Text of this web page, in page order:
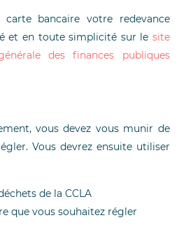
bancaire votre redevance
et en toute simplicité sur le site
des finances publiques
vous devez vous munir de
Vous devrez ensuite utiliser
de la CCLA
que vous souhaitez régler